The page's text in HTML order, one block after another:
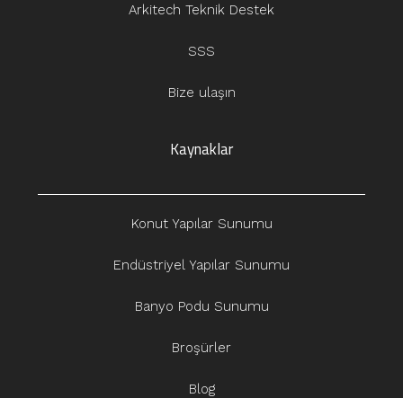
Arkitech Teknik Destek
SSS
Bize ulaşın
Kaynaklar
Konut Yapılar Sunumu
Endüstriyel Yapılar Sunumu
Banyo Podu Sunumu
Broşürler
Blog